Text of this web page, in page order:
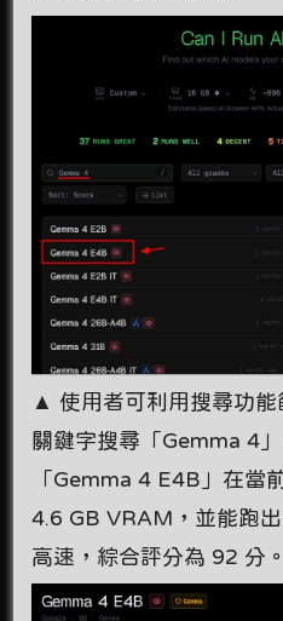
▲ 使用者可利用搜尋功能
關鍵字搜尋「Gemma 4
「Gemma 4 E4B」在當
4.6 GB VRAM，並能跑
高速，綜合評分為 92 分。